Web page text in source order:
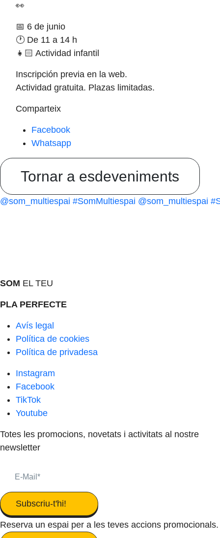
👀
📅 6 de junio
🕐 De 11 a 14 h
👧🏻 Actividad infantil
Inscripción previa en la web.
Actividad gratuita. Plazas limitadas.
Comparteix
Facebook
Whatsapp
Tornar a esdeveniments
@som_multiespai #SomMultiespai @som_multiespai
SOM EL TEU
PLA PERFECTE
Avís legal
Política de cookies
Política de privadesa
Instagram
Facebook
TikTok
Youtube
Totes les promocions, novetats i activitats al nostre
newsletter
Subscriu-t'hi!
Reserva un espai per a les teves accions promocionals.